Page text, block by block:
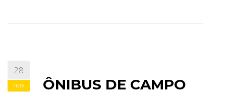
28
nov
ÔNIBUS DE CAMPO